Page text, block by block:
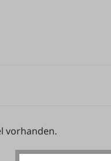
vorhanden.